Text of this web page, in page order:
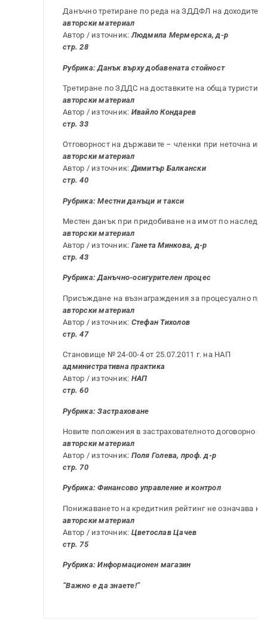
Данъчно третиране по реда на ЗДДФЛ на
авторски материал
Автор / източник:Людмила Мермерска, д-р
стр. 28
Рубрика: Данък върху добавената стойност
Третиране по ЗДДС на доставките на обща
авторски материал
Автор / източник: Ивайло Кондарев
стр. 33
Отговорност на държавите – членки при
авторски материал
Автор / източник:Димитър Балкански
стр. 40
Рубрика: Местни данъци и такси
Местен данък при придобиване на имот по
авторски материал
Автор / източник: Ганета Минкова, д-р
стр. 43
Рубрика: Данъчно-осигурителен процес
Присъждане на възнаграждения за процесуално
авторски материал
Автор / източник: Стефан Тихолов
стр. 47
Становище № 24-00-4 от 25.07.2011 г. на НАП
административна практика
Автор / източник: НАП
стр. 60
Рубрика: Застраховане
Новите положения в застрахователното договорно
авторски материал
Автор / източник: Поля Голева, проф. д-р
стр. 70
Рубрика: Финансово управление и контрол
Понижаването на кредитния рейтинг не
авторски материал
Автор / източник: Цветослав Цачев
стр. 75
Рубрика: Информационен магазин
“Важно е да знаете!”